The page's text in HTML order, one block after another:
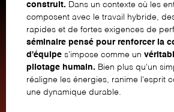
construit. Dans un contexte où les
composent avec le travail hybride,
rapides et de fortes exigences de
séminaire pensé pour renforcer la
d'équipe s'impose comme un
pilotage humain. Bien plus qu'un
réaligne les énergies, ranime l'esprit
une dynamique durable.